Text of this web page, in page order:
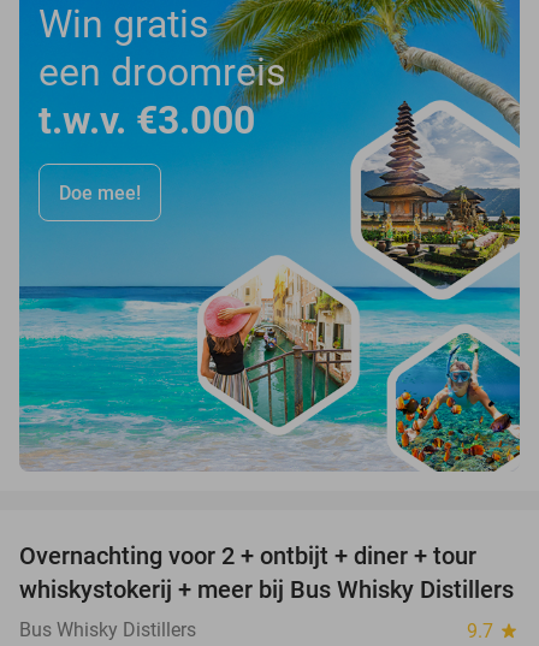
Win gratis
een droomreis
t.w.v. €3.000
Doe mee!
17%
Overnachting voor 2 + ontbijt + diner + tour
whiskystokerij + meer bij Bus Whisky Distillers
Bus Whisky Distillers 9.7 star